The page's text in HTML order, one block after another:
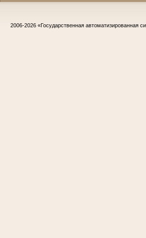
2006-2026 «Государственная автоматизированная